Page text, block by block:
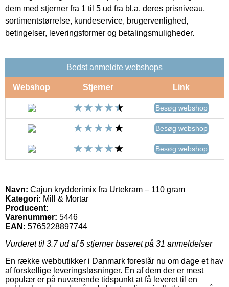
dem med stjerner fra 1 til 5 ud fra bl.a. deres prisniveau,
sortimentstørrelse, kundeservice, brugervenlighed,
betingelser, leveringsformer og betalingsmuligheder.
Bedst anmeldte webshops
Webshop Stjerner Link
Besøg webshop
Besøg webshop
Besøg webshop
Navn: Cajun krydderimix fra Urtekram – 110 gram
Kategori: Mill & Mortar
Producent:
Varenummer: 5446
EAN: 5765228897744
Vurderet til 3.7ud af 5 stjerner baseret på 31 anmeldelser
En række webbutikker i Danmark foreslår nu om dage et hav
af forskellige leveringsløsninger. En af dem der er mest
populær er på nuværende tidspunkt at få leveret til en